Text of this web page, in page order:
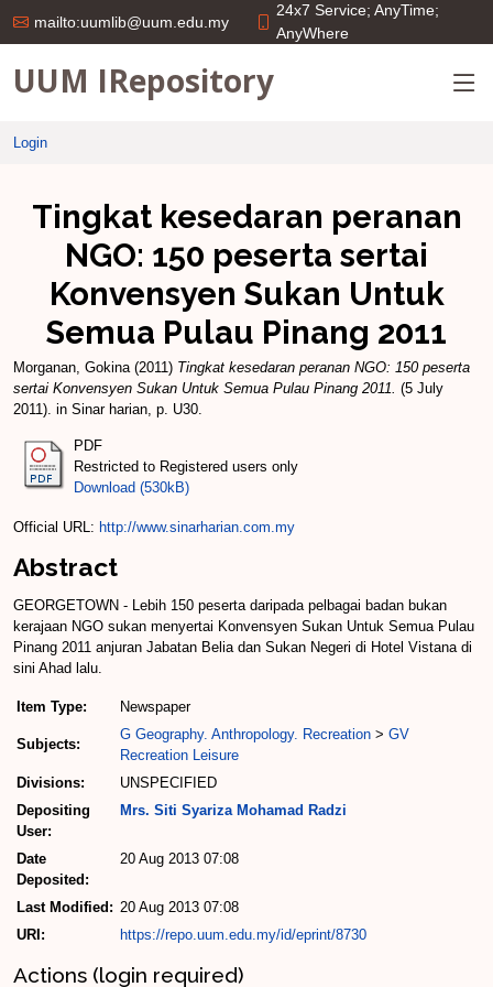
mailto:uumlib@uum.edu.my
24x7 Service; AnyTime;
AnyWhere
UUM IRepository
Login
Tingkat kesedaran peranan
NGO: 150 peserta sertai
Konvensyen Sukan Untuk
Semua Pulau Pinang 2011
Morganan, Gokina(2011) Tingkat kesedaran peranan NGO: 150 peserta
sertai Konvensyen Sukan Untuk Semua Pulau Pinang 2011. (5 July
2011). in Sinar harian, p. U30.
PDF
Restricted to Registered users only
Download (530kB)
Official URL: http://www.sinarharian.com.my
Abstract
GEORGETOWN - Lebih 150 peserta daripada pelbagai badan bukan
kerajaan NGO sukan menyertai Konvensyen Sukan Untuk Semua Pulau
Pinang 2011 anjuran Jabatan Belia dan Sukan Negeri di Hotel Vistana di
sini Ahad lalu.
Item Type: Newspaper
Subjects:
G Geography. Anthropology. Recreation > GV
Recreation Leisure
Divisions:
UNSPECIFIED
Depositing
User:
Mrs. Siti Syariza Mohamad Radzi
Date
Deposited:
20 Aug 2013 07:08
Last Modified: 20 Aug 2013 07:08
URI:
https://repo.uum.edu.my/id/eprint/8730
Actions (login required)